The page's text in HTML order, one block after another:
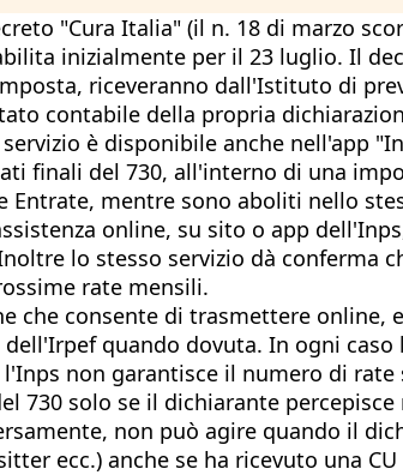
"Cura Italia" (il n. 18 di marzo
inizialmente per il 23 luglio. Il
riceveranno dall'Istituto di
contabile della propria
è disponibile anche nell'app
finali del 730, all'interno di una
mentre sono aboliti nello
online, su sito o app
lo stesso servizio dà conferma
rate mensili.
consente di trasmettere online,
quando dovuta. In ogni
non garantisce il numero di rate
730 solo se il dichiarante
non può agire quando il
ecc.) anche se ha ricevuto una